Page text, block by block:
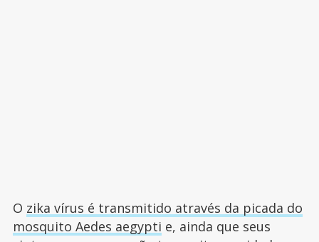
O zika vírus é transmitido através da picada do
mosquito Aedes aegypti e, ainda que seus